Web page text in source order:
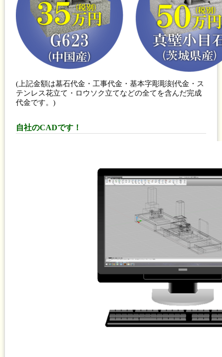
(上記金額は墓石代金・工事代金・基本字彫彫刻代金・ス
テンレス花立て・ロウソク立てなどの全てを含んだ完成
代金です。)
自社のCADです！